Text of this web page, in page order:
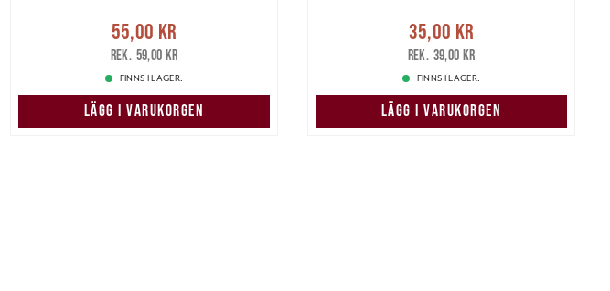
Nuvarande pris
Tidigare pris
55,00 kr
59,00 kr
FINNS I LAGER.
LÄGG I VARUKORGEN
Nuvarande pris
Tidigare pris
35,00 kr
39,00 kr
FINNS I LAGER.
LÄGG I VARUKORGEN